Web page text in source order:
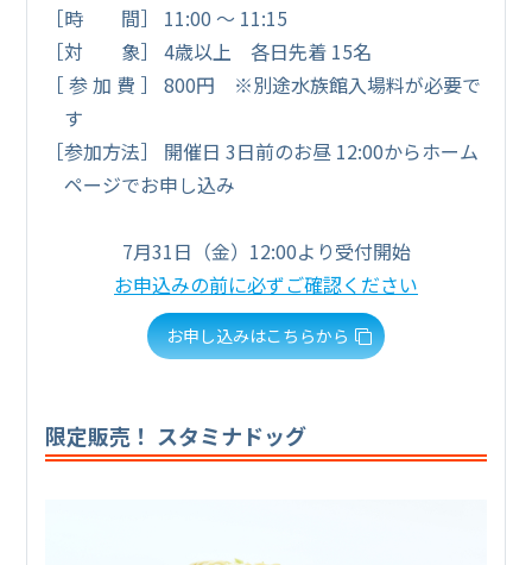
［時 間］ 11:00 ～ 11:15
［対 象］ 4歳以上 各日先着 15名
［ 参 加 費 ］ 800円 ※別途水族館入場料が必要で
す
［参加方法］ 開催日 3日前のお昼 12:00からホーム
ページでお申し込み
7月31日（金）12:00より受付開始
お申込みの前に必ずご確認ください
お申し込みはこちらから
限定販売！ スタミナドッグ